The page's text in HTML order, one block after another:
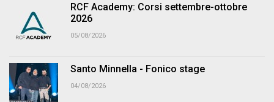
RCF Academy: Corsi settembre-ottobre
2026
05/08/2026
Santo Minnella - Fonico stage
04/08/2026